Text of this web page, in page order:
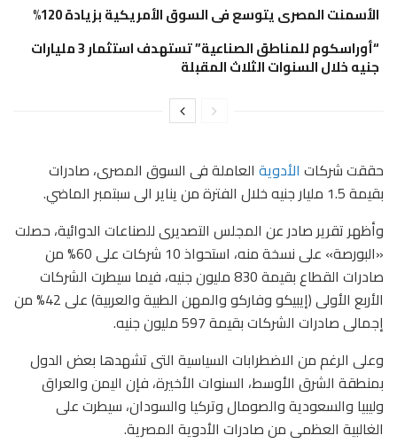
الأسمنت المصرى يتوسع فى السوق الأمريكية بزيادة 120%
“أوراسكوم للمناطق الصناعية” تستهدف استثمار 3 مليارات
جنيه خلال السنوات الثلاث المقبلة
حققت شركات الأدوية العاملة فى السوق المصرى، صادرات
بقيمة 1.5 مليار جنيه خلال الفترة من يناير الى سبتمبر الماضي.
وأظهر تقرير صادر عن المجلس التصديرى للصناعات الدوائية، حصلت
«البورصة» على نسخة منه، استحواذ 10 شركات على 60% من
صادرات القطاع بقيمة 830 مليون جنيه، فيما سيطرت الشركات
الأربع الأولى (إيبيكو وفاركو والمهن الطبية والعربية) على 42% من
إجمالى صادرات الشركات بقيمة 597 مليون جنيه.
وعلى الرغم من الاضطرابات السياسية التى تشهدها بعض الدول
بمنطقة الشرق الأوسط، السنوات الأخيرة، فإن اليمن والعراق
وليبيا والسعودية والصومال وتركيا والسودان، سيطرت على
الغالبية العظمى من صادرات الأدوية المصرية.